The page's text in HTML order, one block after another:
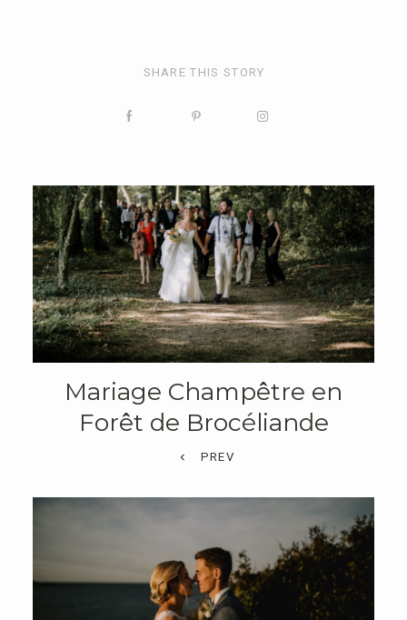
SHARE THIS STORY
Mariage Champêtre en
Forêt de Brocéliande
PREV